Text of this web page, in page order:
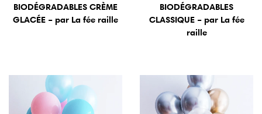
BIODÉGRADABLES CRÈME
GLACÉE – par La fée raille
BIODÉGRADABLES
CLASSIQUE – par La fée
raille